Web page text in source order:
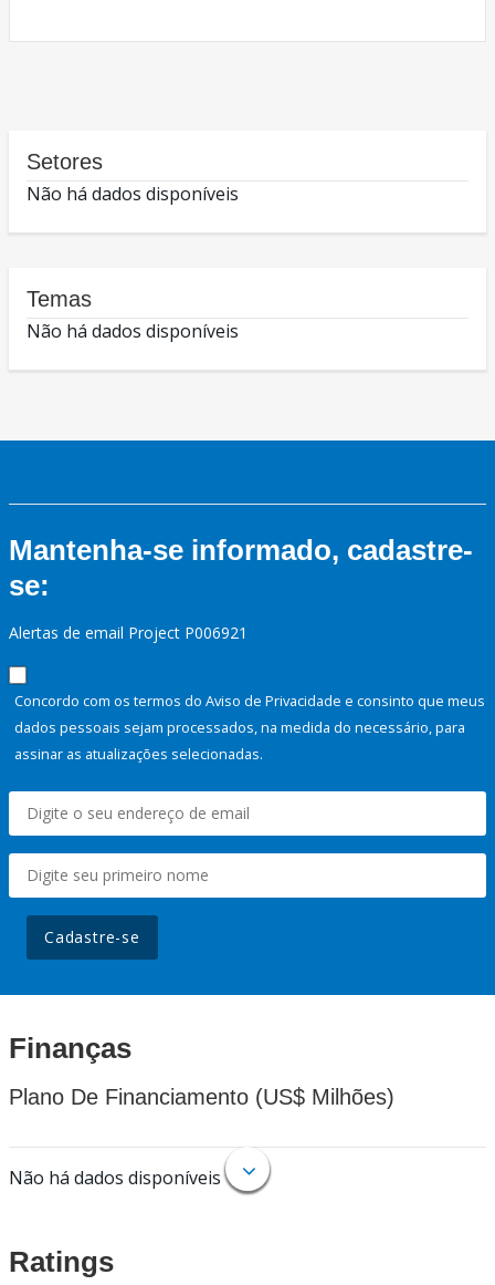
Setores
Não há dados disponíveis
Temas
Não há dados disponíveis
Mantenha-se informado, cadastre-
se:
Alertas de email Project P006921
Concordo com os termos do Aviso de Privacidade e consinto que meus
dados pessoais sejam processados, na medida do necessário, para
assinar as atualizações selecionadas.
Cadastre-se
Finanças
Plano De Financiamento (US$ Milhões)
Não há dados disponíveis
Ratings